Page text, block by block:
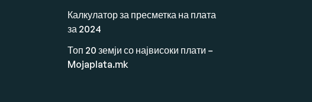
Калкулатор за пресметка на плата
за 2024
Топ 20 земји со највисоки плати –
Mojaplata.mk